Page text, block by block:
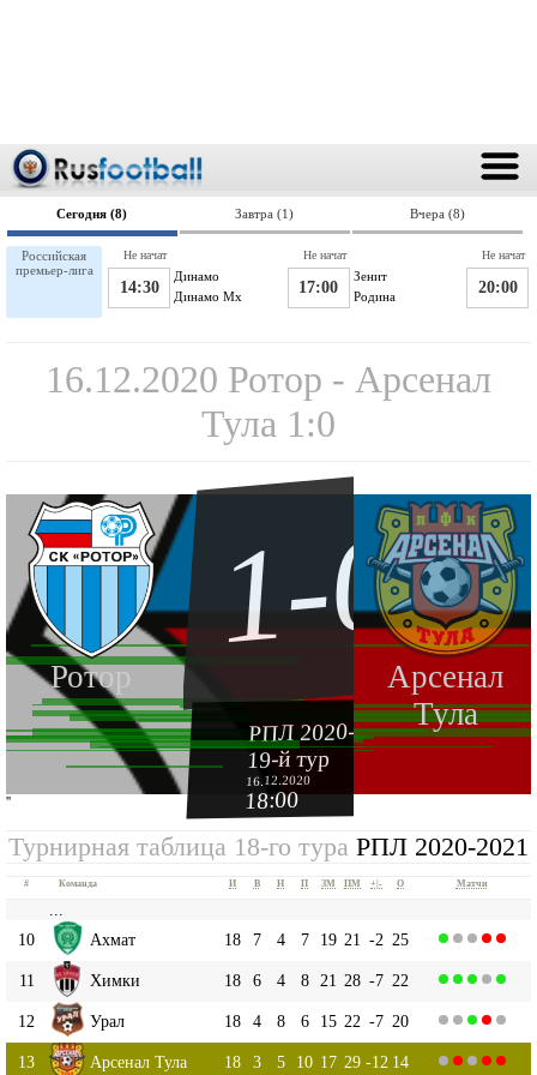
Сегодня (8) Завтра (1) Вчера (8)
Российская
премьер-лига
Динамо
14:30 Динамо Мх
Не начат
Зенит
17:00 Родина
Не начат
20:00
Не начат
16.12.2020 Ротор - Арсенал
Тула 1:0
Ротор
Арсенал
Тула
1-0
РПЛ 2020-2021
19-й тур
16.12.2020
18:00
''
Турнирная таблица 18-го тура РПЛ 2020-2021
# Команда И В Н П ЗМ ПМ +|- О Матчи
10
Ахмат 18 7 4 7 19 21 -2 25
11 Химки 18 6 4 8 21 28 -7 22
12 Урал 18 4 8 6 15 22 -7 20
13 Арсенал Тула 18 3 5 10 17 29 -12 14